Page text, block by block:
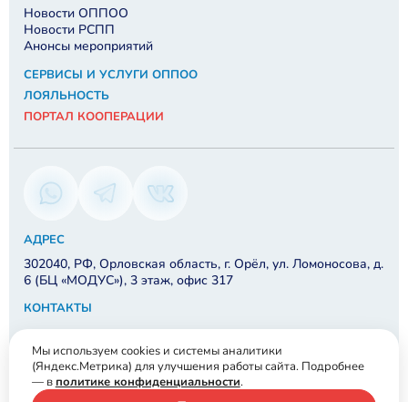
Новости ОППОО
Новости РСПП
Анонсы мероприятий
СЕРВИСЫ И УСЛУГИ ОППОО
ЛОЯЛЬНОСТЬ
ПОРТАЛ КООПЕРАЦИИ
АДРЕС
302040, РФ, Орловская область, г. Орёл, ул. Ломоносова, д.
6 (БЦ «МОДУС»), 3 этаж, офис 317
КОНТАКТЫ
8 910 202-48-57
info@orelrspp.ru
Мы используем cookies и системы аналитики
(Яндекс.Метрика) для улучшения работы сайта. Подробнее
— в политике конфиденциальности.